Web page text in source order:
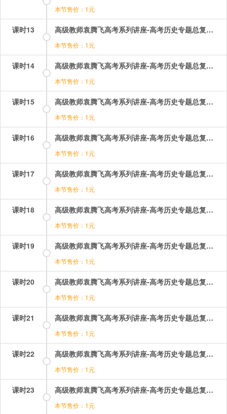
本节售价：1元
课时13 高级教师袁腾飞高考系列讲座-高考历史专题总复习：13.mp4
本节售价：1元
课时14 高级教师袁腾飞高考系列讲座-高考历史专题总复习：14.mp4
本节售价：1元
课时15 高级教师袁腾飞高考系列讲座-高考历史专题总复习：15.mp4
本节售价：1元
课时16 高级教师袁腾飞高考系列讲座-高考历史专题总复习：16.mp4
本节售价：1元
课时17 高级教师袁腾飞高考系列讲座-高考历史专题总复习：17.mp4
本节售价：1元
课时18 高级教师袁腾飞高考系列讲座-高考历史专题总复习：18.mp4
本节售价：1元
课时19 高级教师袁腾飞高考系列讲座-高考历史专题总复习：19.mp4
本节售价：1元
课时20 高级教师袁腾飞高考系列讲座-高考历史专题总复习：20.mp4
本节售价：1元
课时21 高级教师袁腾飞高考系列讲座-高考历史专题总复习：21.mp4
本节售价：1元
课时22 高级教师袁腾飞高考系列讲座-高考历史专题总复习：22.mp4
本节售价：1元
课时23 高级教师袁腾飞高考系列讲座-高考历史专题总复习：23.mp4
本节售价：1元